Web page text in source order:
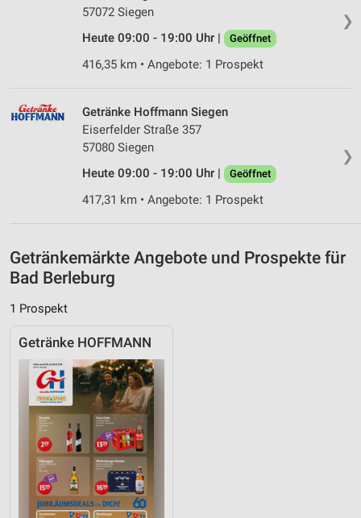
❯
57072 Siegen
Heute 09:00 - 19:00 Uhr |
Geöffnet
416,35 km • Angebote: 1 Prospekt
❯
Getränke Hoffmann Siegen
Eiserfelder Straße 357
57080 Siegen
Heute 09:00 - 19:00 Uhr |
Geöffnet
417,31 km • Angebote: 1 Prospekt
Getränkemärkte Angebote und Prospekte für
Bad Berleburg
1 Prospekt
Getränke HOFFMANN
IAB-Besonderheiten:
Verwendung genauer Standortdaten
Geräte anhand von aktiv angeforderten
Nicht-IAB-Verarbeitungszwecke: